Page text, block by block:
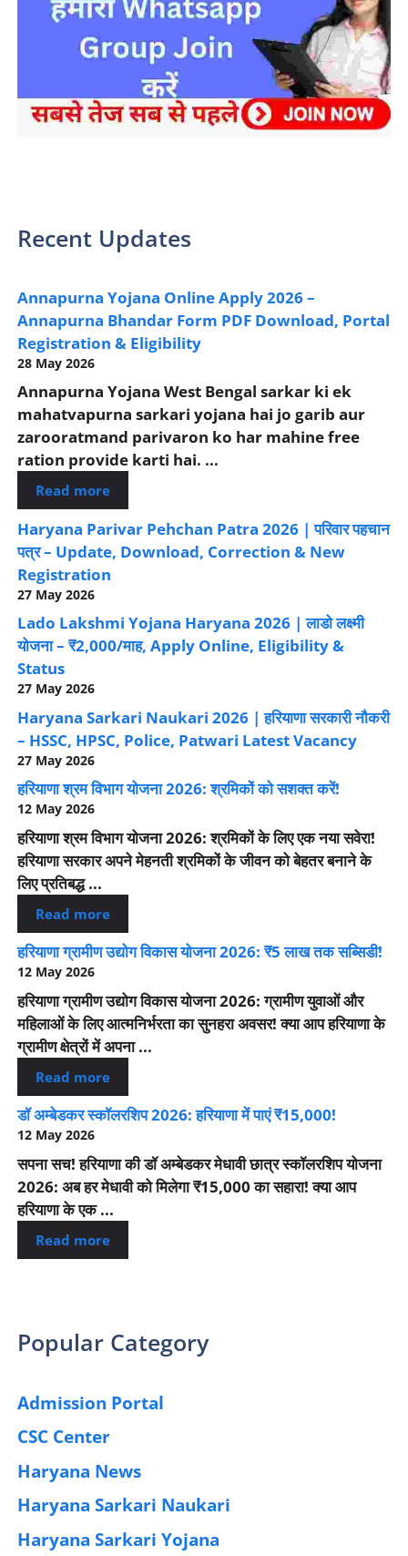
Recent Updates
Annapurna Yojana Online Apply 2026 –
Annapurna Bhandar Form PDF Download, Portal
Registration & Eligibility
28 May 2026
Annapurna Yojana West Bengal sarkar ki ek
mahatvapurna sarkari yojana hai jo garib aur
zarooratmand parivaron ko har mahine free
ration provide karti hai. ...
Read more
Haryana Parivar Pehchan Patra 2026 | परिवार पहचान
पत्र – Update, Download, Correction & New
Registration
27 May 2026
Lado Lakshmi Yojana Haryana 2026 | लाडो लक्ष्मी
योजना – ₹2,000/माह, Apply Online, Eligibility &
Status
27 May 2026
Haryana Sarkari Naukari 2026 | हरियाणा सरकारी नौकरी
– HSSC, HPSC, Police, Patwari Latest Vacancy
27 May 2026
हरियाणा श्रम विभाग योजना 2026: श्रमिकों को सशक्त करें!
12 May 2026
हरियाणा श्रम विभाग योजना 2026: श्रमिकों के लिए एक नया सवेरा!
हरियाणा सरकार अपने मेहनती श्रमिकों के जीवन को बेहतर बनाने के
लिए प्रतिबद्ध ...
Read more
हरियाणा ग्रामीण उद्योग विकास योजना 2026: ₹5 लाख तक सब्सिडी!
12 May 2026
हरियाणा ग्रामीण उद्योग विकास योजना 2026: ग्रामीण युवाओं और
महिलाओं के लिए आत्मनिर्भरता का सुनहरा अवसर! क्या आप हरियाणा के
ग्रामीण क्षेत्रों में अपना ...
Read more
डॉ अम्बेडकर स्कॉलरशिप 2026: हरियाणा में पाएं ₹15,000!
12 May 2026
सपना सच! हरियाणा की डॉ अम्बेडकर मेधावी छात्र स्कॉलरशिप योजना
2026: अब हर मेधावी को मिलेगा ₹15,000 का सहारा! क्या आप
हरियाणा के एक ...
Read more
Popular Category
Admission Portal
CSC Center
Haryana News
Haryana Sarkari Naukari
Haryana Sarkari Yojana